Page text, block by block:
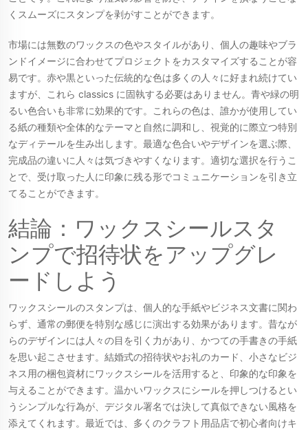
くスムーズにスタンプを剥がすことができます。
市場には無数のワックスの色やスタイルがあり、個人の趣味やブラ
ンドイメージに合わせてプロジェクトをカスタマイズすることが容
易です。赤や黒といった伝統的な色は多くの人々に好まれ続けてい
ますが、これら classics に固執する必要はありません。青や緑の明
るい色合いも非常に効果的です。これらの色は、誰かが使用してい
る紙の種類や全体的なテーマと自然に調和し、視覚的に際立つ特別
なディテールを生み出します。最適な色合いやデザインを選ぶ際、
完成品の違いに人々は気づきやすくなります。適切な選択を行うこ
とで、受け取った人に印象に残る形でコミュニケーションを引き立
てることができます。
結論：ワックスシールスタ
ンプで招待状をアップグレ
ードしよう
ワックスシールのスタンプは、個人的な手紙やビジネス文書に関わ
らず、通常の郵便を特別な感じに演出する効果があります。昔なが
らのデザインには人々の目を引く力があり、かつての手書きの手紙
を思い起こさせます。結婚式の招待状やお礼のカード、小さなビジ
ネス用の梱包資材にワックスシールを活用すると、印象的な印象を
与えることができます。温かいワックスにシールを押しつけるとい
うシンプルな行為が、デジタル署名では決して真似できない風格を
添えてくれます。最近では、多くのクラフト用品店で初心者向けキ